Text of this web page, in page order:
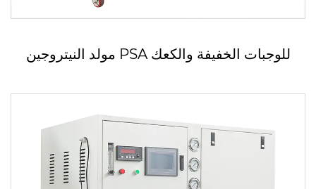
مولد النيتروجين PSA للوجبات الخفيفة والكعك